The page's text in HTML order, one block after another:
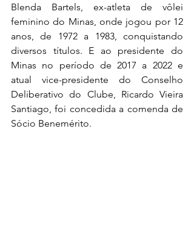
Blenda Bartels, ex-atleta de vôlei
feminino do Minas, onde jogou por 12
anos, de 1972 a 1983, conquistando
diversos títulos. E ao presidente do
Minas no período de 2017 a 2022 e
atual vice-presidente do Conselho
Deliberativo do Clube, Ricardo Vieira
Santiago, foi concedida a comenda de
Sócio Benemérito.